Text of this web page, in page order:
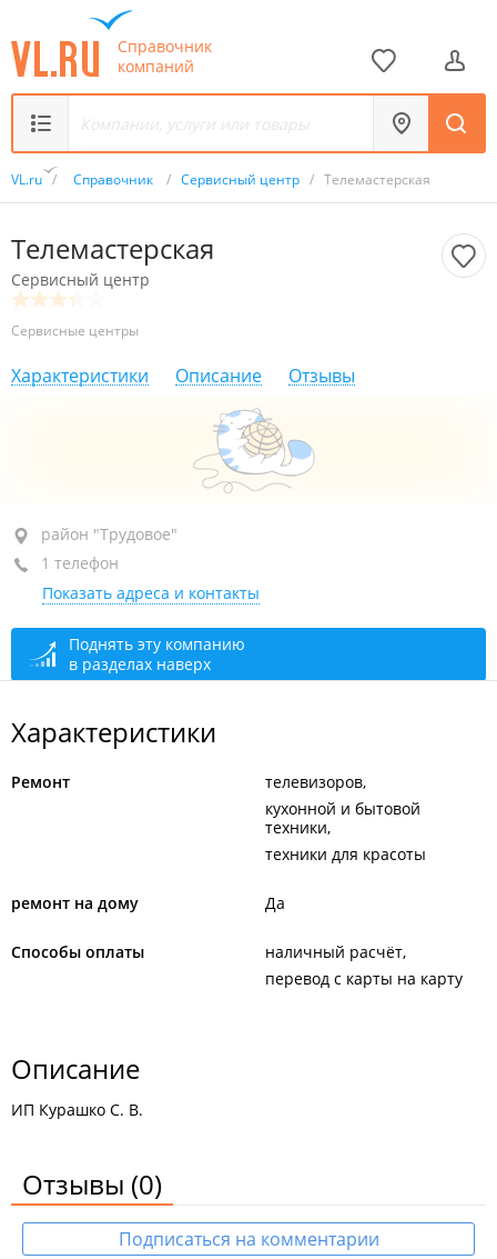
Справочник
компаний
VL.ru / Справочник / Сервисный центр / Телемастерская
Телемастерская
Сервисный центр
Сервисные центры
Характеристики Описание Отзывы
район "Трудовое", ул. Лермонтова, 54
+7 908 962-78-44
Мастерская сегодня закрыто
Выездное обслуживание сегодня закрыто
Приём звонков сегодня закрыто
район "Трудовое"
1 телефон
Показать адреса и контакты
Поднять эту компанию
в разделах наверх
Характеристики
Ремонт
телевизоров
кухонной и бытовой
техники
техники для красоты
ремонт на дому Да
Способы оплаты
наличный расчёт
перевод с карты на карту
Описание
ИП Курашко С. В.
Отзывы (0)
Подписаться на комментарии